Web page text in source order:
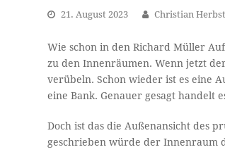
21. August 2023 Christian Herbst
Wie schon in den Richard Müller
zu den Innenräumen. Wenn jetzt
verübeln. Schon wieder ist es eine
eine Bank. Genauer gesagt handelt
Doch ist das die Außenansicht des
geschrieben würde der Innenraum